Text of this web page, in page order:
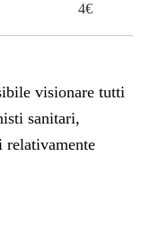
4€
visionare tutti
sanitari,
relativamente